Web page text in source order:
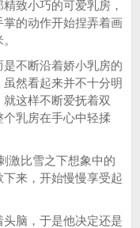
致小巧的可爱乳房，
的动作开始捏弄着画
不断沿着娇小乳房的
然看起来并不十分明
这样不断爱抚着双
乳房在手心中轻揉
激比雪之下想象中的
来，开始慢慢享受起
脑，于是他决定还是